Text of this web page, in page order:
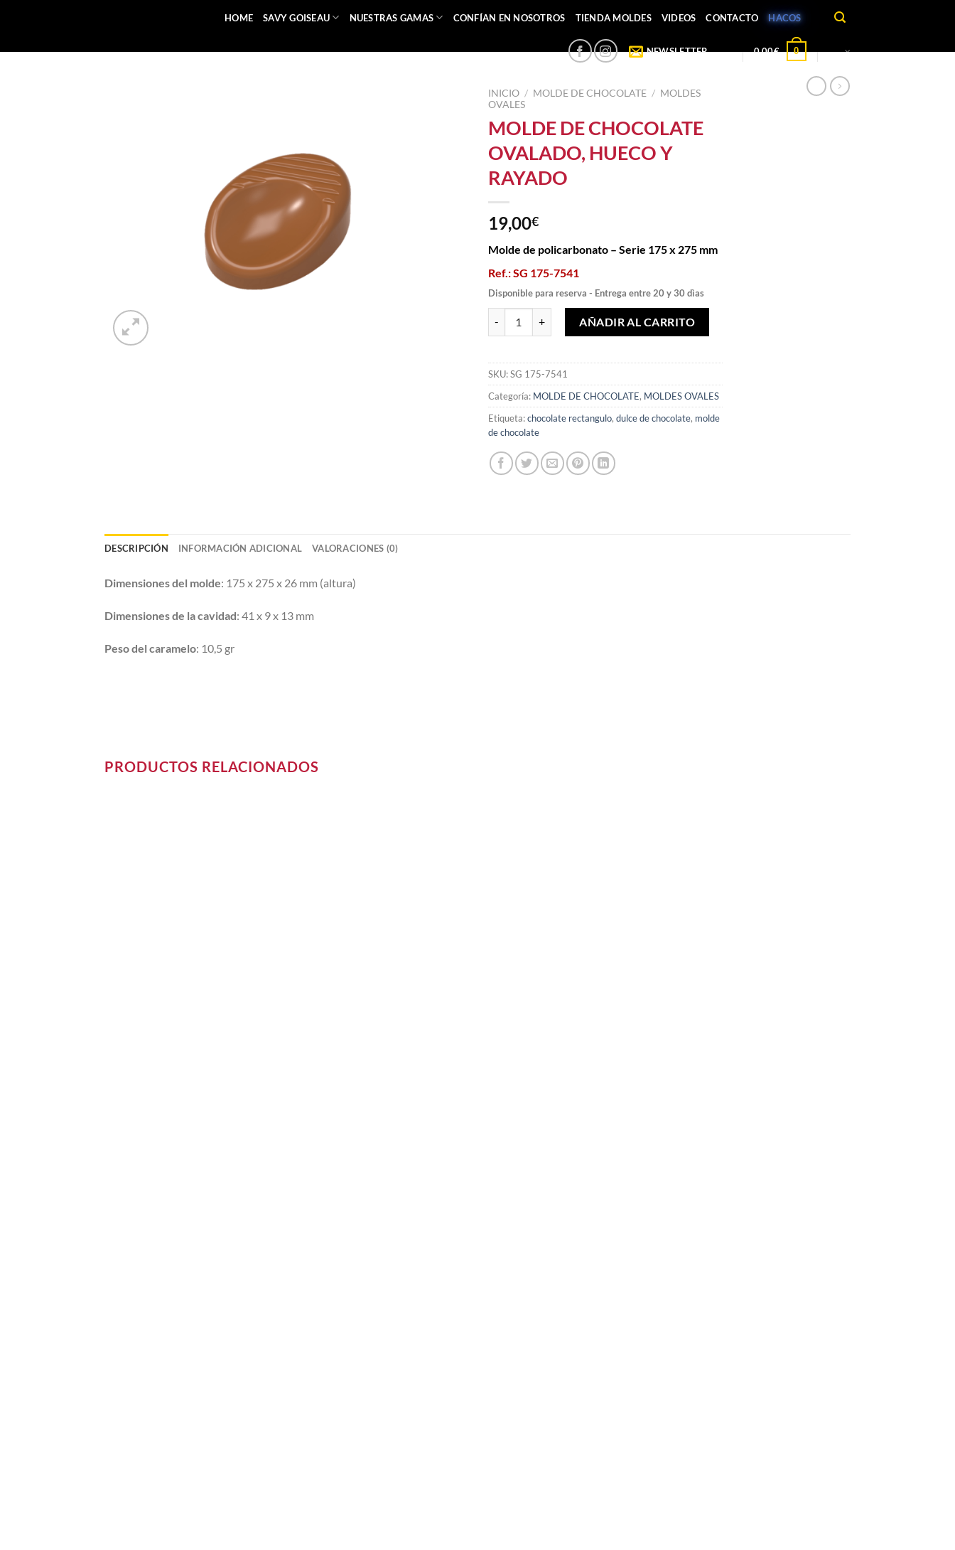
HOME SAVY GOISEAU NUESTRAS GAMAS CONFÍAN EN NOSOTROS TIENDA MOLDES VIDEOS CONTACTO HACOS
NEWSLETTER 0,00€ 0
INICIO / MOLDE DE CHOCOLATE / MOLDES
OVALES
MOLDE DE CHOCOLATE
OVALADO, HUECO Y
RAYADO
19,00€
Molde de policarbonato – Serie 175 x 275 mm
Ref.: SG 175-7541
Disponible para reserva - Entrega entre 20 y 30 dìas
MOLDE DE CHOCOLATE OVALADO, HUECO Y RAYADO cantidad
AÑADIR AL CARRITO
SKU:SG 175-7541
Categoría: MOLDE DE CHOCOLATE, MOLDES OVALES
Etiqueta:chocolate rectangulo, dulce de chocolate, molde
de chocolate
DESCRIPCIÓN INFORMACIÓN ADICIONAL VALORACIONES (0)
Dimensiones del molde: 175 x 275 x 26 mm (altura)
Dimensiones de la cavidad: 41 x 9 x 13 mm
Peso del caramelo: 10,5 gr
PRODUCTOS RELACIONADOS